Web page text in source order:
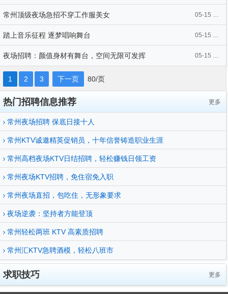
常州顶级夜场急招不穿工作服美女 05-15 10:41
踏上音乐征程 逐梦唱响舞台 05-15 10:41
夜场招聘：颜值身材有舞台，空间无限可发挥 05-15 10:40
1 2 3 下一页 80/页
更多
热门招聘信息推荐
常州夜场招聘 保底日接十人
常州KTV诚邀精英促销员，十年信誉铸造职业生涯
常州高档夜场KTV日结招聘，轻松赚钱日领工资
常州夜场KTV招聘，免住宿免入职
常州夜场直招，包吃住，无形象要求
夜场逆袭：坚持者方能登顶
常州轻松两班 KTV 高素质招聘
常州汇KTV急聘酒模，轻松八班市
更多
求职技巧